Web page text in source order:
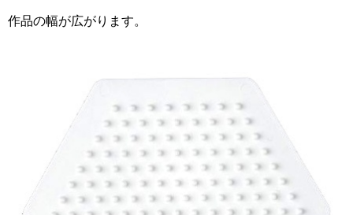
作品の幅が広がります。